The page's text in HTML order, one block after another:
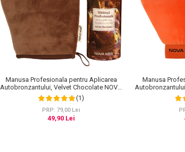
Manusa Profesionala pentru Aplicarea
Autobronzantului, Velvet Chocolate NOVA
KISS®
(1)
PRP: 79,00 Lei
49,90 Lei
Manusa